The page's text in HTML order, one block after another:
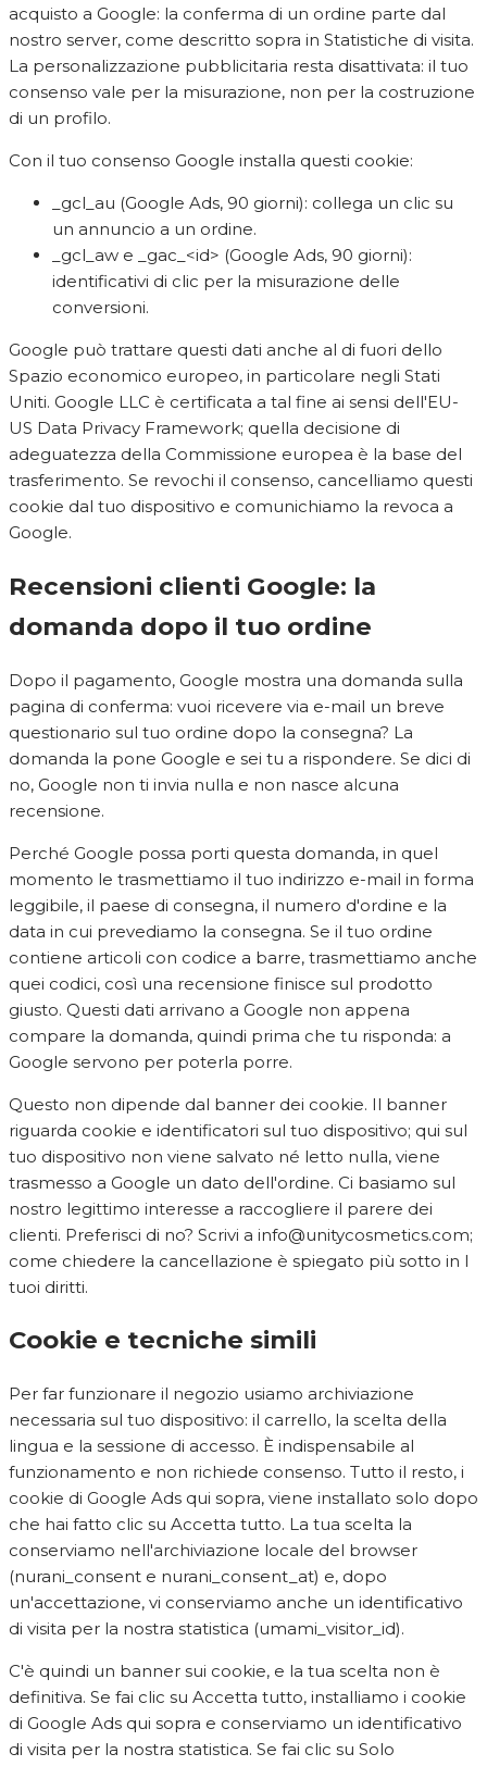
acquisto a Google: la conferma di un ordine parte dal
nostro server, come descritto sopra in Statistiche di visita.
La personalizzazione pubblicitaria resta disattivata: il tuo
consenso vale per la misurazione, non per la costruzione
di un profilo.
Con il tuo consenso Google installa questi cookie:
_gcl_au (Google Ads, 90 giorni): collega un clic su
un annuncio a un ordine.
_gcl_aw e _gac_<id> (Google Ads, 90 giorni):
identificativi di clic per la misurazione delle
conversioni.
Google può trattare questi dati anche al di fuori dello
Spazio economico europeo, in particolare negli Stati
Uniti. Google LLC è certificata a tal fine ai sensi dell'EU-
US Data Privacy Framework; quella decisione di
adeguatezza della Commissione europea è la base del
trasferimento. Se revochi il consenso, cancelliamo questi
cookie dal tuo dispositivo e comunichiamo la revoca a
Google.
Recensioni clienti Google: la
domanda dopo il tuo ordine
Dopo il pagamento, Google mostra una domanda sulla
pagina di conferma: vuoi ricevere via e-mail un breve
questionario sul tuo ordine dopo la consegna? La
domanda la pone Google e sei tu a rispondere. Se dici di
no, Google non ti invia nulla e non nasce alcuna
recensione.
Perché Google possa porti questa domanda, in quel
momento le trasmettiamo il tuo indirizzo e-mail in forma
leggibile, il paese di consegna, il numero d'ordine e la
data in cui prevediamo la consegna. Se il tuo ordine
contiene articoli con codice a barre, trasmettiamo anche
quei codici, così una recensione finisce sul prodotto
giusto. Questi dati arrivano a Google non appena
compare la domanda, quindi prima che tu risponda: a
Google servono per poterla porre.
Questo non dipende dal banner dei cookie. Il banner
riguarda cookie e identificatori sul tuo dispositivo; qui sul
tuo dispositivo non viene salvato né letto nulla, viene
trasmesso a Google un dato dell'ordine. Ci basiamo sul
nostro legittimo interesse a raccogliere il parere dei
clienti. Preferisci di no? Scrivi a info@unitycosmetics.com;
come chiedere la cancellazione è spiegato più sotto in I
tuoi diritti.
Cookie e tecniche simili
Per far funzionare il negozio usiamo archiviazione
necessaria sul tuo dispositivo: il carrello, la scelta della
lingua e la sessione di accesso. È indispensabile al
funzionamento e non richiede consenso. Tutto il resto, i
cookie di Google Ads qui sopra, viene installato solo dopo
che hai fatto clic su Accetta tutto. La tua scelta la
conserviamo nell'archiviazione locale del browser
(nurani_consent e nurani_consent_at) e, dopo
un'accettazione, vi conserviamo anche un identificativo
di visita per la nostra statistica (umami_visitor_id).
C'è quindi un banner sui cookie, e la tua scelta non è
definitiva. Se fai clic su Accetta tutto, installiamo i cookie
di Google Ads qui sopra e conserviamo un identificativo
di visita per la nostra statistica. Se fai clic su Solo